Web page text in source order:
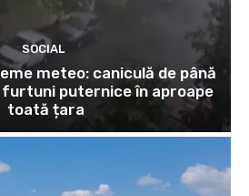
SOCIAL
meteo: caniculă de până
furtuni puternice în aproape
toată țara